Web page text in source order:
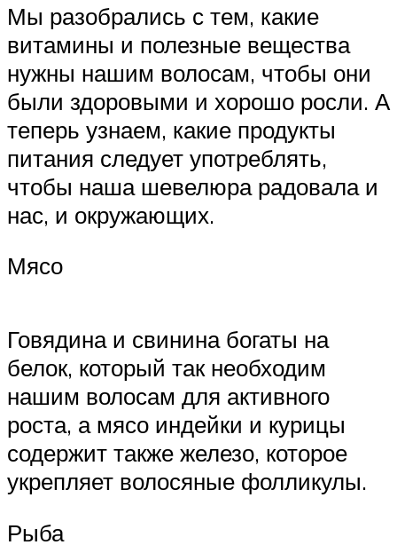
Мы разобрались с тем, какие
витамины и полезные вещества
нужны нашим волосам, чтобы они
были здоровыми и хорошо росли. А
теперь узнаем, какие продукты
питания следует употреблять,
чтобы наша шевелюра радовала и
нас, и окружающих.
Мясо
Говядина и свинина богаты на
белок, который так необходим
нашим волосам для активного
роста, а мясо индейки и курицы
содержит также железо, которое
укрепляет волосяные фолликулы.
Рыба